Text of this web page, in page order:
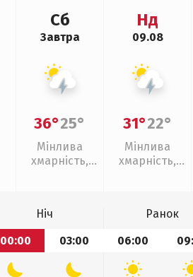
Сб
Завтра
36°25°
Мінлива
хмарність,
Нд
09.08
31°22°
Мінлива
хмарність,
Ніч Ранок
00:00
03:00 06:00